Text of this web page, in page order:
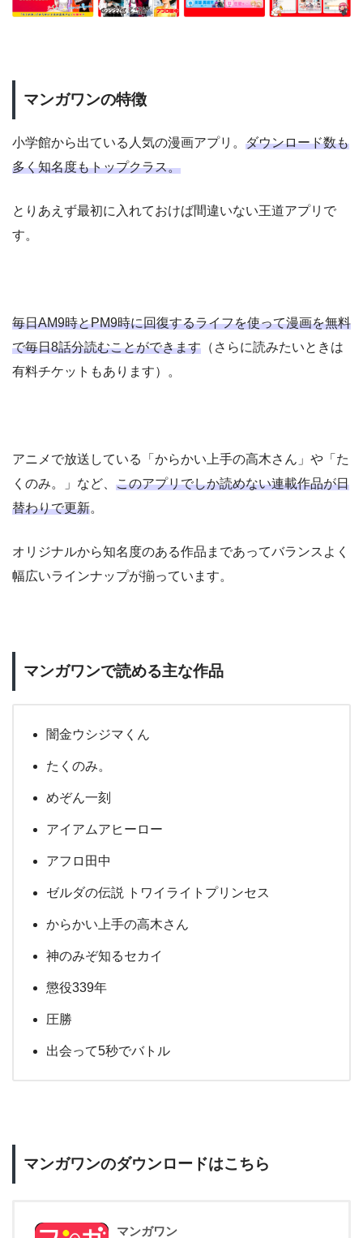
マンガワンの特徴
小学館から出ている人気の漫画アプリ。 ダウンロード数も
多く知名度もトップクラス。
とりあえず最初に入れておけば間違いない王道アプリで
す。
毎日AM9時とPM9時に回復するライフを使って漫画を無料
で毎日8話分読むことができます （さらに読みたいときは
有料チケットもあります）。
アニメで放送している「からかい上手の高木さん」や「た
くのみ。」など、 このアプリでしか読めない連載作品が日
替わりで更新。
オリジナルから知名度のある作品まであってバランスよく
幅広いラインナップが揃っています。
マンガワンで読める主な作品
闇金ウシジマくん
たくのみ。
めぞん一刻
アイアムアヒーロー
アフロ田中
ゼルダの伝説 トワイライトプリンセス
からかい上手の高木さん
神のみぞ知るセカイ
懲役339年
圧勝
出会って5秒でバトル
マンガワンのダウンロードはこちら
マンガワン